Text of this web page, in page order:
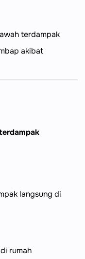
terdampak
akibat
langsung di
rumah